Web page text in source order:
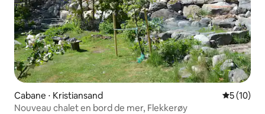
Cabane ⋅ Kristiansand
5 (10)
Nouveau chalet en bord de mer, Flekkerøy